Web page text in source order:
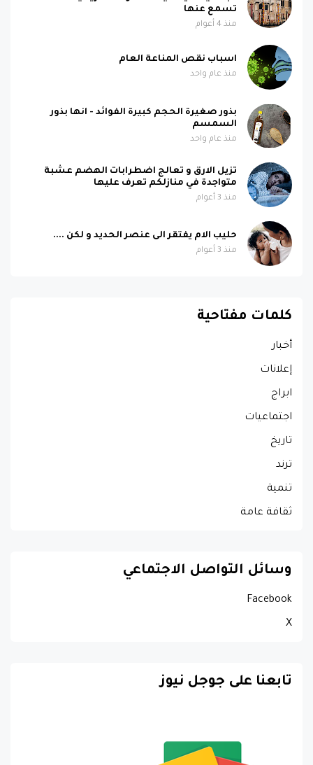
تسمع عنها
منذ 4 أعوام
اسباب نقص المناعة العام
منذ عام واحد
بذور صغيرة الحجم كبيرة الفوائد - انها بذور
السمسم
منذ عام واحد
تزيل الارق و تعالج اضطرابات الهضم عشبة
متواجدة في منازلكم تعرف عليها
منذ 3 أعوام
حليب الام يفتقر الى عنصر الحديد و لكن ....
منذ 3 أعوام
كلمات مفتاحية
أخبار
إعلانات
ابراج
اجتماعيات
تاريخ
ترند
تنمية
ثقافة عامة
وسائل التواصل الاجتماعي
Facebook
X
تابعنا على جوجل نيوز